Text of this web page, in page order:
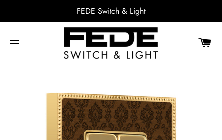
FEDE Switch & Light
NAVEGACIÓN